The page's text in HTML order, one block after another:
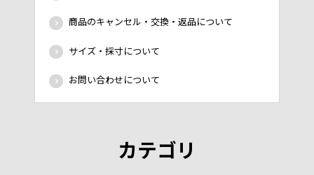
商品のキャンセル・交換・返品について
サイズ・採寸について
お問い合わせについて
カテゴリ